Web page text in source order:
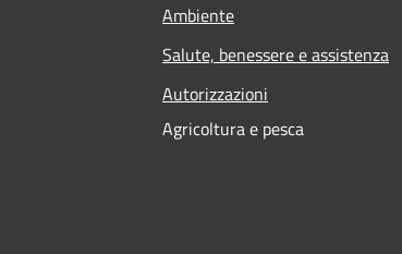
Ambiente
Salute, benessere e assistenza
Autorizzazioni
Agricoltura e pesca